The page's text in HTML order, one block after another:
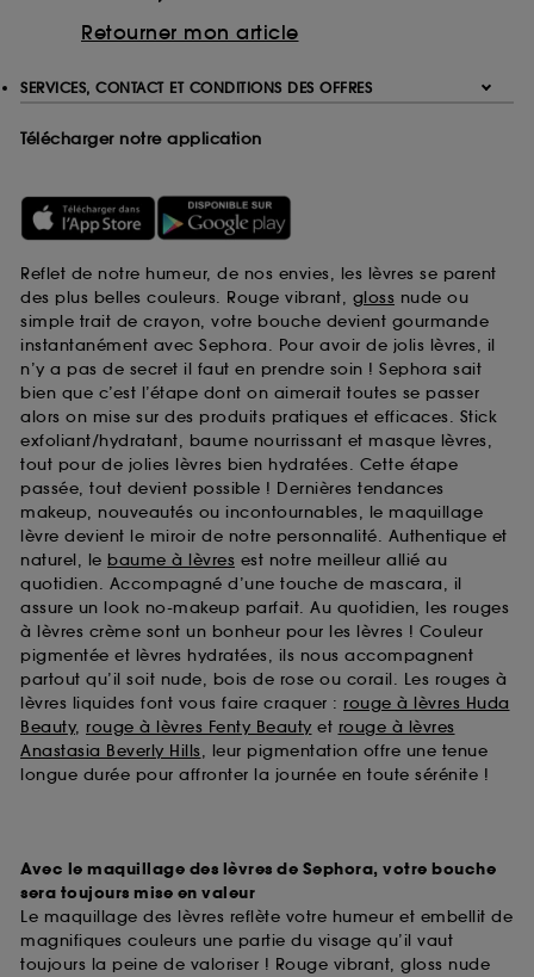
Retourner mon article
SERVICES, CONTACT ET CONDITIONS DES OFFRES
Télécharger notre application
Reflet de notre humeur, de nos envies, les lèvres se parent
des plus belles couleurs. Rouge vibrant, gloss nude ou
simple trait de crayon, votre bouche devient gourmande
instantanément avec Sephora. Pour avoir de jolis lèvres, il
n’y a pas de secret il faut en prendre soin ! Sephora sait
bien que c’est l’étape dont on aimerait toutes se passer
alors on mise sur des produits pratiques et efficaces. Stick
exfoliant/hydratant, baume nourrissant et masque lèvres,
tout pour de jolies lèvres bien hydratées. Cette étape
passée, tout devient possible ! Dernières tendances
makeup, nouveautés ou incontournables, le maquillage
lèvre devient le miroir de notre personnalité. Authentique et
naturel, le baume à lèvres est notre meilleur allié au
quotidien. Accompagné d’une touche de mascara, il
assure un look no-makeup parfait. Au quotidien, les rouges
à lèvres crème sont un bonheur pour les lèvres ! Couleur
pigmentée et lèvres hydratées, ils nous accompagnent
partout qu’il soit nude, bois de rose ou corail. Les rouges à
lèvres liquides font vous faire craquer : rouge à lèvres Huda
Beauty, rouge à lèvres Fenty Beauty et rouge à lèvres
Anastasia Beverly Hills, leur pigmentation offre une tenue
longue durée pour affronter la journée en toute sérénite !
Avec le maquillage des lèvres de Sephora, votre bouche
sera toujours mise en valeur
Le maquillage des lèvres reflète votre humeur et embellit de
magnifiques couleurs une partie du visage qu’il vaut
toujours la peine de valoriser ! Rouge vibrant, gloss nude